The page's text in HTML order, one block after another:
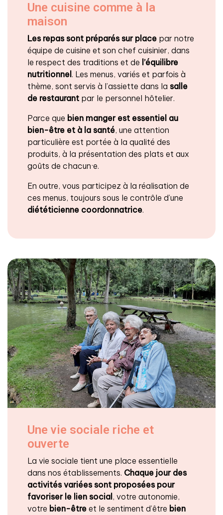
Une cuisine comme à la
maison
Les repas sont préparés sur place par notre
équipe de cuisine et son chef cuisinier, dans
le respect des traditions et de l’équilibre
nutritionnel . Les menus, variés et parfois à
thème, sont servis à l’assiette dans la salle
de restaurant par le personnel hôtelier.
Parce que bien manger est essentiel au
bien-être et à la santé, une attention
particulière est portée à la qualité des
produits, à la présentation des plats et aux
goûts de chacun·e.
En outre, vous participez à la réalisation de
ces menus, toujours sous le contrôle d’une
diététicienne coordonnatrice.
Une vie sociale riche et
ouverte
La vie sociale tient une place essentielle
dans nos établissements. Chaque jour des
activités variées sont proposées pour
favoriser le lien social , votre autonomie,
votre bien-être et le sentiment d’être bien